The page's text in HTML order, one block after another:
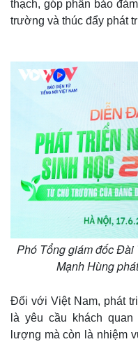
Cuộc sống đó đây
Hồ sơ
thạch, góp phần bảo
trường và thúc đẩy phát
Phó Tổng giám đốc Đài
Mạnh Hùng
Đối với Việt Nam, phát
là yêu cầu khách
lượng mà còn là nhiệm